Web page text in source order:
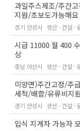
과일주스제조/주간
지원/초보도가능해요
경기 안성시 생산 · 건설 ·
시급 11000 월 400
상
충남 아산시 생산 · 건설 ·
미양면)주간고정/주
세척/배합/유류비지원
경기 안성시 생산 · 건설 ·
입식 지게차 가능자